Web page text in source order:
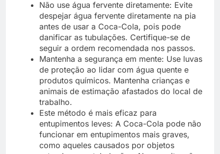
Não use água fervente diretamente: Evite
despejar água fervente diretamente na pia
antes de usar a Coca-Cola, pois pode
danificar as tubulações. Certifique-se de
seguir a ordem recomendada nos passos.
Mantenha a segurança em mente: Use luvas
de proteção ao lidar com água quente e
produtos químicos. Mantenha crianças e
animais de estimação afastados do local de
trabalho.
Este método é mais eficaz para
entupimentos leves: A Coca-Cola pode não
funcionar em entupimentos mais graves,
como aqueles causados por objetos